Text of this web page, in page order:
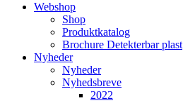
Webshop
Shop
Produktkatalog
Brochure Detekterbar plast
Nyheder
Nyheder
Nyhedsbreve
2022